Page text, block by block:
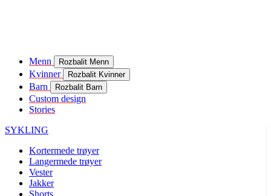
Menn Rozbalit Menn
Kvinner Rozbalit Kvinner
Barn Rozbalit Barn
Custom design
Stories
SYKLING
Kortermede trøyer
Langermede trøyer
Vester
Jakker
Shorts